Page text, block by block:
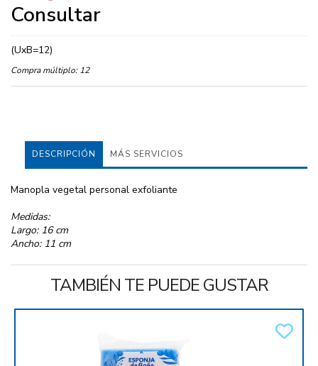
Consultar
(UxB=12)
Compra múltiplo:12
DESCRIPCIÓN MÁS SERVICIOS
Manopla vegetal personal exfoliante
Medidas:
Largo: 16 cm
Ancho: 11 cm
TAMBIÉN TE PUEDE GUSTAR